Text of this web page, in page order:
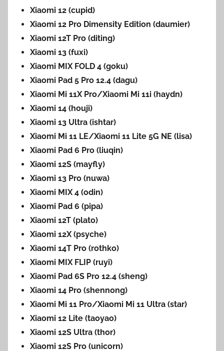
Xiaomi 12 (cupid)
Xiaomi 12 Pro Dimensity Edition (daumier)
Xiaomi 12T Pro (diting)
Xiaomi 13 (fuxi)
Xiaomi MIX FOLD 4 (goku)
Xiaomi Pad 5 Pro 12.4 (dagu)
Xiaomi Mi 11X Pro/Xiaomi Mi 11i (haydn)
Xiaomi 14 (houji)
Xiaomi 13 Ultra (ishtar)
Xiaomi Mi 11 LE/Xiaomi 11 Lite 5G NE (lisa)
Xiaomi Pad 6 Pro (liuqin)
Xiaomi 12S (mayfly)
Xiaomi 13 Pro (nuwa)
Xiaomi MIX 4 (odin)
Xiaomi Pad 6 (pipa)
Xiaomi 12T (plato)
Xiaomi 12X (psyche)
Xiaomi 14T Pro (rothko)
Xiaomi MIX FLIP (ruyi)
Xiaomi Pad 6S Pro 12.4 (sheng)
Xiaomi 14 Pro (shennong)
Xiaomi Mi 11 Pro/Xiaomi Mi 11 Ultra (star)
Xiaomi 12 Lite (taoyao)
Xiaomi 12S Ultra (thor)
Xiaomi 12S Pro (unicorn)